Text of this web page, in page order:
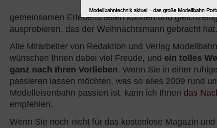
und Kinder seltene
gemeinsamen Erlebens teilen können und
ausprobieren, das der Weihnachtsmann gebracht hat.
Alle Mitarbeiter von Redaktion und Verlag
wünschen Ihnen dabei viel Freude, und ein tolles
ganz nach Ihren Vorlieben. Wenn Sie in einer
passieren lassen möchten, was so alles 2009 rund
Modelleisenbahn passiert ist, kann ich Ihnen das
empfehlen.
Wenn Sie noch nicht für das kostenlose Magazin